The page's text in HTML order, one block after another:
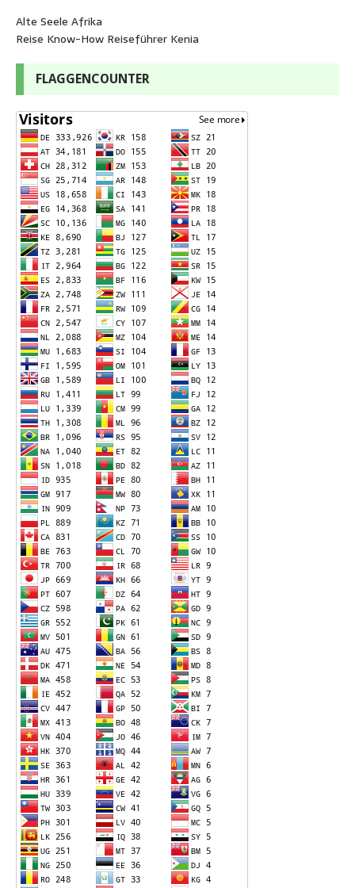
Alte Seele Afrika
Reise Know-How Reiseführer Kenia
FLAGGENCOUNTER